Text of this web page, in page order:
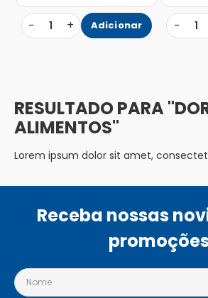
− 1 + Adicionar − 1
ALIMENTOS
Lorem ipsum dolor sit amet,
Receba nossas